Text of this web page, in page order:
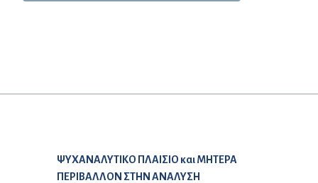
Προηγούμενο άρθρο:
ΨΥΧΑΝΑΛΥΤΙΚΟ ΠΛΑΙΣΙΟ και ΜΗΤΕΡΑ
ΠΕΡΙΒΑΛΛΟΝ ΣΤΗΝ ΑΝΑΛΥΣΗ